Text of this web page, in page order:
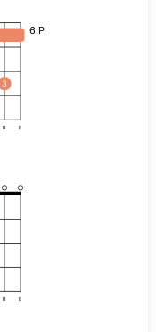
6.P
3
B E
B E